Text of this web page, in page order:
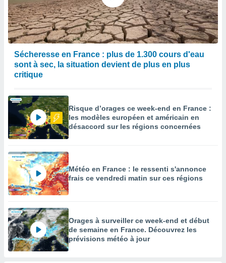
Sécheresse en France : plus de 1.300 cours d'eau
sont à sec, la situation devient de plus en plus
critique
Risque d’orages ce week-end en France :
les modèles européen et américain en
désaccord sur les régions concernées
Météo en France : le ressenti s'annonce
frais ce vendredi matin sur ces régions
Orages à surveiller ce week-end et début
de semaine en France. Découvrez les
prévisions météo à jour